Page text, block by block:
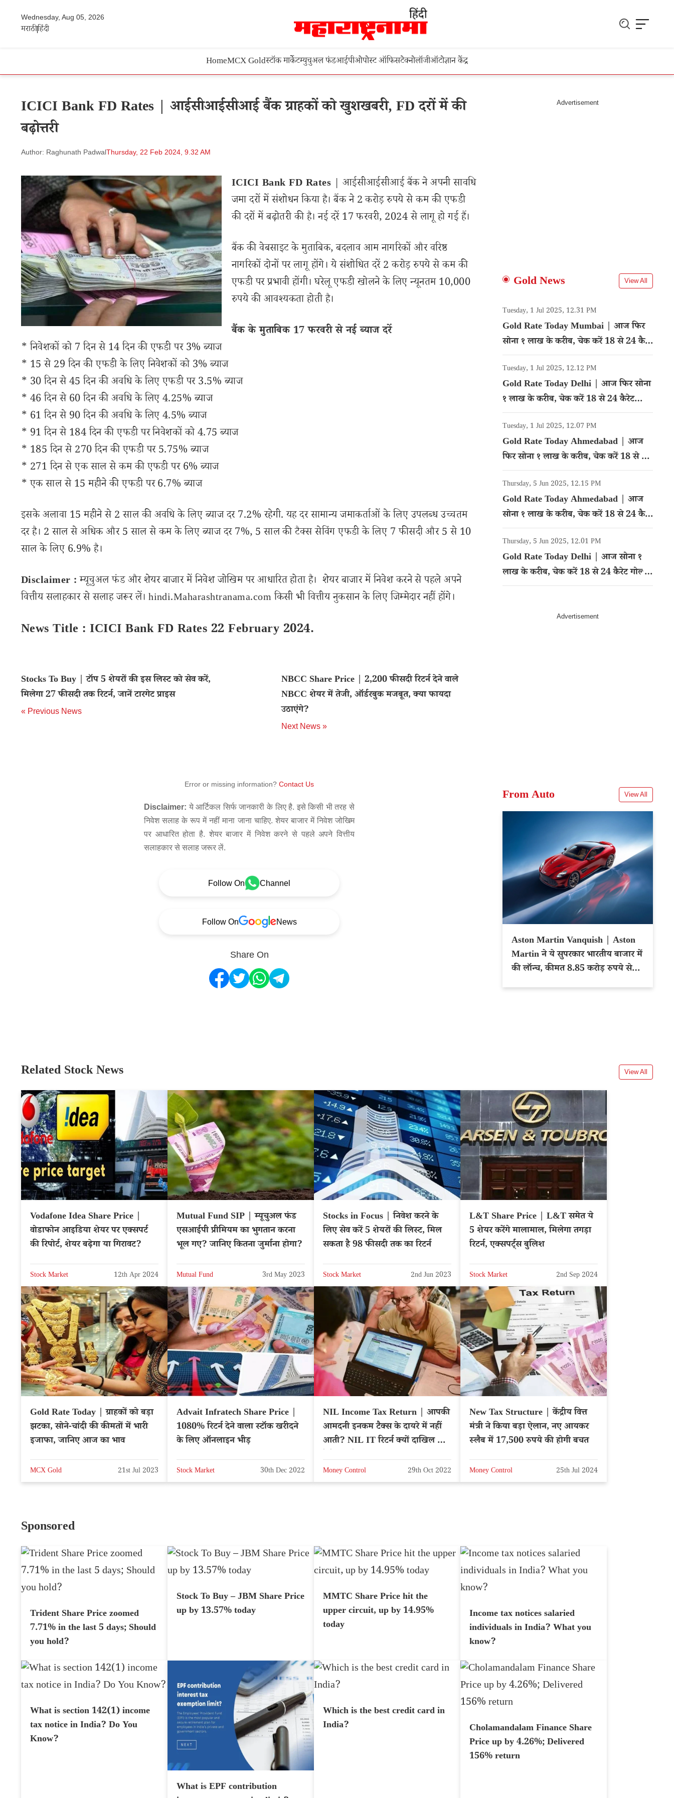
Wednesday, Aug 05, 2026
मराठीहिंदी
HomeMCX Goldस्टॉक मार्केटम्युचुअल फंडआईपीओपोस्ट ऑफिसटेक्नोलॉजीऑटोज्ञान केंद्र
ICICI Bank FD Rates | आईसीआईसीआई बैंक ग्राहकों को खुशखबरी, FD दरों में की
बढ़ोत्तरी
Author: Raghunath PadwalThursday, 22 Feb 2024, 9.32 AM
ICICI Bank FD Rates | आईसीआईसीआई बैंक ने अपनी सावधि
जमा दरों में संशोधन किया है। बैंक ने 2 करोड़ रुपये से कम की एफडी
की दरों में बढ़ोतरी की है। नई दरें 17 फरवरी, 2024 से लागू हो गई हैं।
बैंक की वेबसाइट के मुताबिक, बदलाव आम नागरिकों और वरिष्ठ
नागरिकों दोनों पर लागू होंगे। ये संशोधित दरें 2 करोड़ रुपये से कम की
एफडी पर प्रभावी होंगी। घरेलू एफडी खोलने के लिए न्यूनतम 10,000
रुपये की आवश्यकता होती है।
बैंक के मुताबिक 17 फरवरी से नई ब्याज दरें
* निवेशकों को 7 दिन से 14 दिन की एफडी पर 3% ब्याज
* 15 से 29 दिन की एफडी के लिए निवेशकों को 3% ब्याज
* 30 दिन से 45 दिन की अवधि के लिए एफडी पर 3.5% ब्याज
* 46 दिन से 60 दिन की अवधि के लिए 4.25% ब्याज
* 61 दिन से 90 दिन की अवधि के लिए 4.5% ब्याज
* 91 दिन से 184 दिन की एफडी पर निवेशकों को 4.75 ब्याज
* 185 दिन से 270 दिन की एफडी पर 5.75% ब्याज
* 271 दिन से एक साल से कम की एफडी पर 6% ब्याज
* एक साल से 15 महीने की एफडी पर 6.7% ब्याज
इसके अलावा 15 महीने से 2 साल की अवधि के लिए ब्याज दर 7.2% रहेगी. यह दर सामान्य जमाकर्ताओं के लिए उपलब्ध उच्चतम
दर है। 2 साल से अधिक और 5 साल से कम के लिए ब्याज दर 7%, 5 साल की टैक्स सेविंग एफडी के लिए 7 फीसदी और 5 से 10
साल के लिए 6.9% है।
Disclaimer :म्यूचुअल फंड और शेयर बाजार में निवेश जोखिम पर आधारित होता है। शेयर बाजार में निवेश करने से पहले अपने
वित्तीय सलाहकार से सलाह जरूर लें। hindi.Maharashtranama.com किसी भी वित्तीय नुकसान के लिए जिम्मेदार नहीं होंगे।
News Title : ICICI Bank FD Rates 22 February 2024.
Stocks To Buy | टॉप 5 शेयरों की इस लिस्ट को सेव करें,
मिलेगा 27 फीसदी तक रिटर्न, जानें टारगेट प्राइस
« Previous News
NBCC Share Price | 2,200 फीसदी रिटर्न देने वाले
NBCC शेयर में तेजी, ऑर्डरबुक मजबूत, क्या फायदा
उठाएंगे?
Next News »
Error or missing information? Contact Us
Disclaimer: ये आर्टिकल सिर्फ जानकारी के लिए है. इसे किसी भी तरह से
निवेश सलाह के रूप में नहीं माना जाना चाहिए. शेयर बाजार में निवेश जोखिम
पर आधारित होता है. शेयर बाजार में निवेश करने से पहले अपने वित्तीय
सलाहकार से सलाह जरूर लें.
Follow On Channel
Follow On News
Share On
Gold News View All
Tuesday, 1 Jul 2025, 12.31 PM
Gold Rate Today Mumbai | आज फिर
सोना १ लाख के करीब, चेक करें 18 से 24 कैरेट
गोल्ड का रेट
Tuesday, 1 Jul 2025, 12.12 PM
Gold Rate Today Delhi | आज फिर सोना
१ लाख के करीब, चेक करें 18 से 24 कैरेट
गोल्ड का रेट
Tuesday, 1 Jul 2025, 12.07 PM
Gold Rate Today Ahmedabad | आज
फिर सोना १ लाख के करीब, चेक करें 18 से 24
कैरेट गोल्ड का रेट
Thursday, 5 Jun 2025, 12.15 PM
Gold Rate Today Ahmedabad | आज
सोना १ लाख के करीब, चेक करें 18 से 24 कैरेट
गोल्ड का रेट
Thursday, 5 Jun 2025, 12.01 PM
Gold Rate Today Delhi | आज सोना १
लाख के करीब, चेक करें 18 से 24 कैरेट गोल्ड
का रेट
From Auto View All
Aston Martin Vanquish | Aston
Martin ने ये सुपरकार भारतीय बाजार में
की लॉन्च, कीमत 8.85 करोड़ रुपये से
Related Stock News View All
Vodafone Idea Share Price |
वोडाफोन आइडिया शेयर पर एक्सपर्ट
की रिपोर्ट, शेयर बढ़ेगा या गिरावट?
Stock Market 12th Apr 2024
Mutual Fund SIP | म्यूचुअल फंड
एसआईपी प्रीमियम का भुगतान करना
भूल गए? जानिए कितना जुर्माना होगा?
Mutual Fund 3rd May 2023
Stocks in Focus | निवेश करने के
लिए सेव करें 5 शेयरों की लिस्ट, मिल
सकता है 98 फीसदी तक का रिटर्न
Stock Market 2nd Jun 2023
L&T Share Price | L&T समेत ये
5 शेयर करेंगे मालामाल, मिलेगा तगड़ा
रिटर्न, एक्सपर्ट्स बुलिश
Stock Market 2nd Sep 2024
Gold Rate Today | ग्राहकों को बड़ा
झटका, सोने-चांदी की कीमतों में भारी
इजाफा, जानिए आज का भाव
MCX Gold 21st Jul 2023
Advait Infratech Share Price |
1080% रिटर्न देने वाला स्टॉक खरीदने
के लिए ऑनलाइन भीड़
Stock Market 30th Dec 2022
NIL Income Tax Return | आपकी
आमदनी इनकम टैक्स के दायरे में नहीं
आती? NIL IT रिटर्न क्यों दाखिल करें,
Money Control 29th Oct 2022
New Tax Structure | केंद्रीय वित्त
मंत्री ने किया बड़ा ऐलान, नए आयकर
स्लैब में 17,500 रुपये की होगी बचत
Money Control 25th Jul 2024
Sponsored
Trident Share Price zoomed
7.71% in the last 5 days; Should
you hold?
Stock To Buy – JBM Share Price
up by 13.57% today
MMTC Share Price hit the
upper circuit, up by 14.95%
today
Income tax notices salaried
individuals in India? What you
know?
What is section 142(1) income
tax notice in India? Do You
Know?
What is EPF contribution
Which is the best credit card in
India?
Cholamandalam Finance Share
Price up by 4.26%; Delivered
156% return